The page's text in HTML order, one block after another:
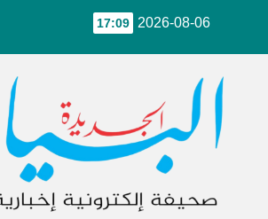
2026-08-06
17:09